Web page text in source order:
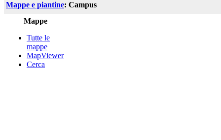
Mappe e piantine: Campus
Mappe
Tutte le
mappe
MapViewer
Cerca